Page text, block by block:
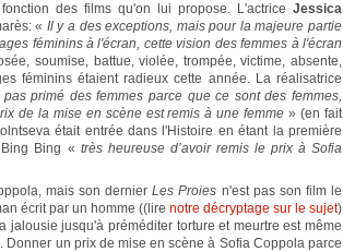
des films qu'on lui propose. L'actrice Jessica
« Il y a des exceptions, mais pour la majeure partie
féminins à l'écran, cette vision des femmes à l'écran
soumise, battue, violée, trompée, victime, absente,
féminins étaient radieux cette année. La réalisatrice
pas primé des femmes parce que ce sont des femmes,
de la mise en scène est remis à une femme » (en fait
était entrée dans l'Histoire en étant la première
Bing « très heureuse d’avoir remis le prix à Sofia
mais son dernierLes Proies n'est pas son film le
écrit par un homme ((lire notre décryptage sur le sujet)
jusqu'à préméditer torture et meurtre est même
un prix de mise en scène à Sofia Coppola parce